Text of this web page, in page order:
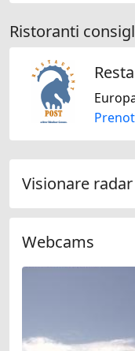
Ristoranti
Visionare
Webcams